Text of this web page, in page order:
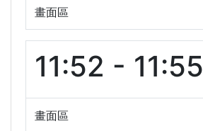
畫面區
11:52 - 11:55
畫面區